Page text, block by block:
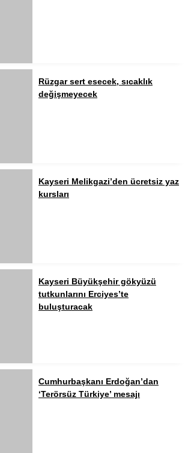
Rüzgar sert esecek, sıcaklık
değişmeyecek
Kayseri Melikgazi’den ücretsiz yaz
kursları
Kayseri Büyükşehir gökyüzü
tutkunlarını Erciyes’te
buluşturacak
Cumhurbaşkanı Erdoğan’dan
‘Terörsüz Türkiye’ mesajı